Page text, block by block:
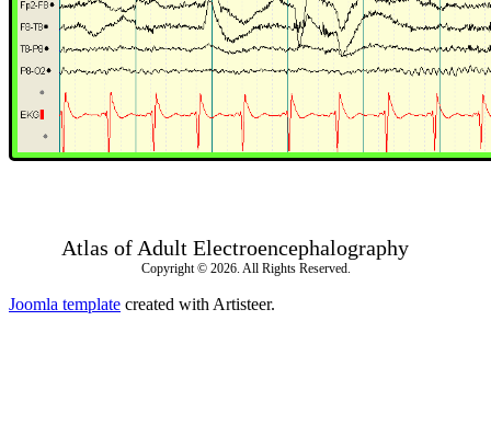
Atlas of Adult Electroencephalography
Copyright © 2026. All Rights Reserved.
Joomla template created with Artisteer.